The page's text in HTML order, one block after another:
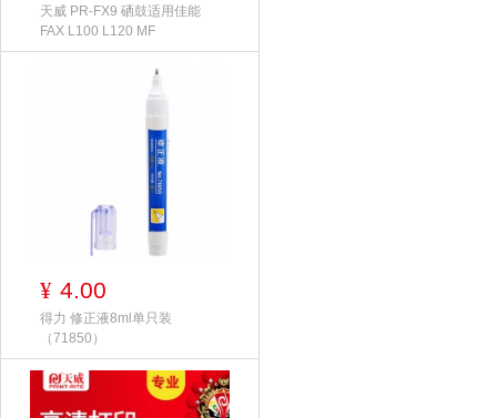
天威 PR-FX9 硒鼓适用佳能
FAX L100 L120 MF
¥ 4.00
得力 修正液8ml单只装
（71850）